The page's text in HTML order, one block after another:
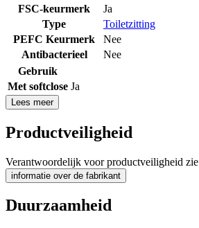
FSC-keurmerk
Ja
Type
Toiletzitting
PEFC Keurmerk
Nee
Antibacterieel
Nee
Gebruik
Met softclose Ja
Lees meer
Productveiligheid
Verantwoordelijk voor productveiligheid zie
informatie over de fabrikant
Duurzaamheid